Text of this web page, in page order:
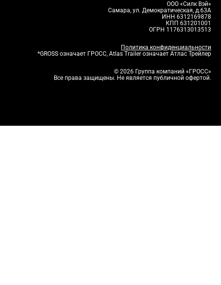
ООО «Силк Вэй»
Самара, ул. Демократическая, д.63А
ИНН 6312169878
КПП 631201001
ОГРН 1176313013513
Политика конфиденциальности
*GROSS означает ГРОСС, Atlas Trailer означает Атлас Трейлер
© 2026 Группа компаний «ГРОСС»
Все права защищены. Не является публичной офертой.